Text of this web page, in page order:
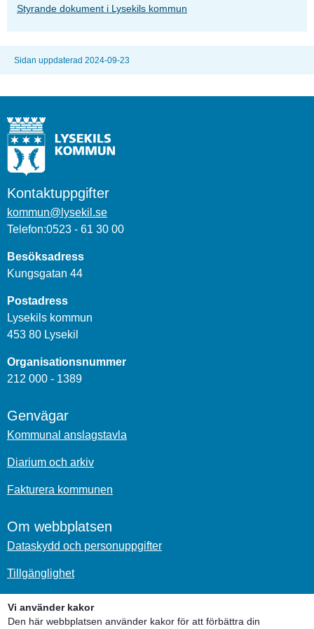
Vi använder kakor
Den här webbplatsen använder kakor för att förbättra din
Styrande dokument i Lysekils kommun
Sidan uppdaterad 2024-09-23
Kontaktuppgifter
kommun@lysekil.se
Telefon:0523 - 61 30 00
Besöksadress
Kungsgatan 44
Postadress
Lysekils kommun
453 80 Lysekil
Organisationsnummer
212 000 - 1389
Genvägar
Kommunal anslagstavla
Diarium och arkiv
Fakturera kommunen
Om webbplatsen
Dataskydd och personuppgifter
Tillgänglighet
Om kakor